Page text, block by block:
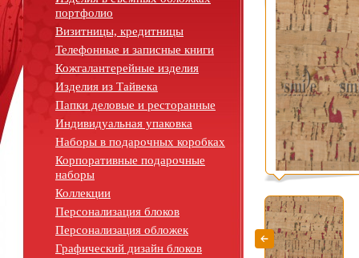
портфолио
Визитницы, кредитницы
Телефонные и записные книги
Кожгалантерейные изделия
Изделия из Тайвека
Папки деловые и ресторанные
Индивидуальная упаковка
Наборы в подарочных коробках
Корпоративные подарочные
наборы
Коллекции
Персонализация блоков
Персонализация обложек
Графический дизайн блоков